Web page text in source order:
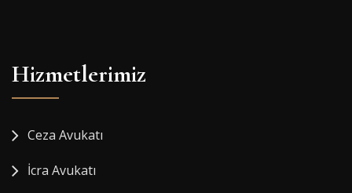
Hizmetlerimiz
Ceza Avukatı
İcra Avukatı